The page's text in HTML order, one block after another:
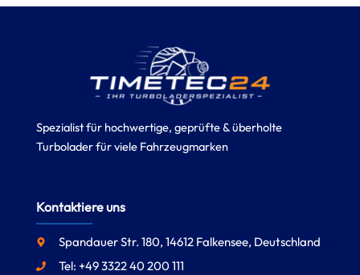
Spezialist für hochwertige, geprüfte & überholte
Turbolader für viele Fahrzeugmarken
Kontaktiere uns
Spandauer Str. 180, 14612 Falkensee, Deutschland
Tel: +49 3322 40 200 111